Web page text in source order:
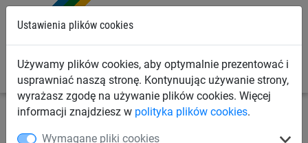
Ustawienia plików cookies
Używamy plików cookies, aby optymalnie prezentować i
usprawniać naszą stronę. Kontynuując używanie strony,
wyrażasz zgodę na używanie plików cookies. Więcej
informacji znajdziesz w polityka plików cookies.
Wymagane pliki cookies